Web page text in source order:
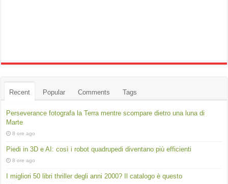
Recent Popular Comments Tags
Perseverance fotografa la Terra mentre scompare dietro una luna di
Marte
8 ore ago
Piedi in 3D e AI: così i robot quadrupedi diventano più efficienti
8 ore ago
I migliori 50 libri thriller degli anni 2000? Il catalogo è questo